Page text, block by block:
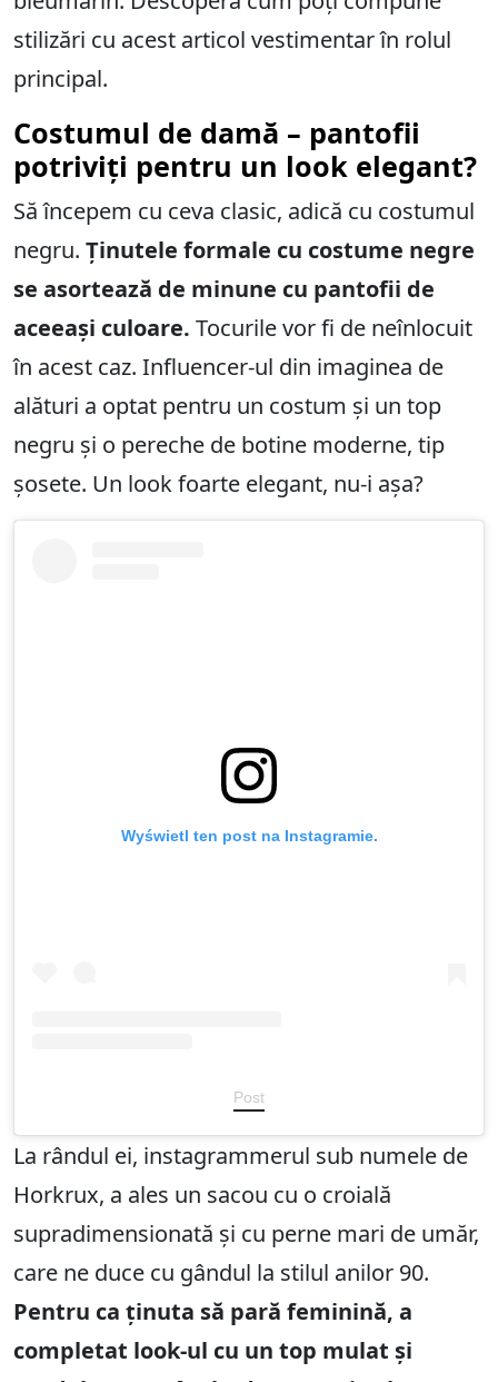
stilizări cu acest articol vestimentar în rolul
principal.
Costumul de damă – pantofii
potriviți pentru un look elegant?
Să începem cu ceva clasic, adică cu costumul
negru. Ținutele formale cu costume negre
se asortează de minune cu pantofii de
aceeași culoare. Tocurile vor fi de neînlocuit
în acest caz. Influencer-ul din imaginea de
alături a optat pentru un costum și un top
negru și o pereche de botine moderne, tip
șosete. Un look foarte elegant, nu-i așa?
Wyświetl ten post na Instagramie.
Post
La rândul ei, instagrammerul sub numele de
Horkrux, a ales un sacou cu o croială
supradimensionată și cu perne mari de umăr,
care ne duce cu gândul la stilul anilor 90.
Pentru ca ținuta să pară feminină, a
completat look-ul cu un top mulat și